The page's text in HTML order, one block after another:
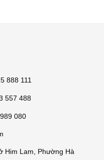
888 111
557 488
080
Him Lam, Phường Hà